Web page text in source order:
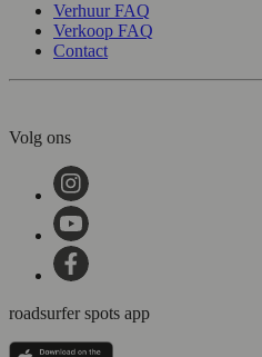
Verhuur FAQ
Verkoop FAQ
Contact
Volg ons
roadsurfer spots app